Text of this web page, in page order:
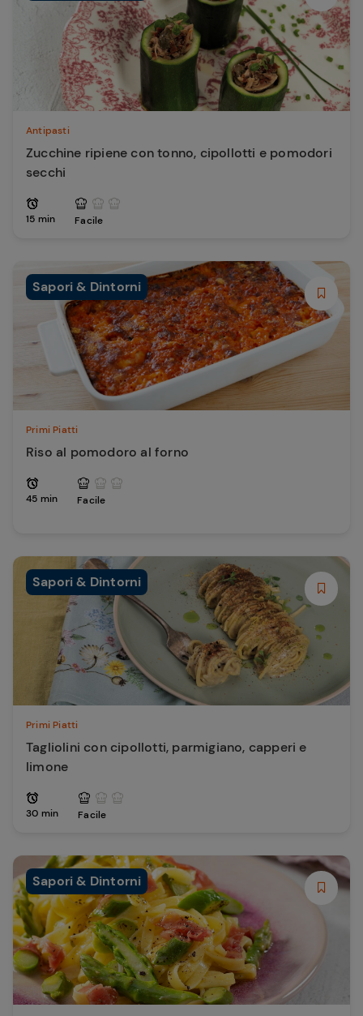
Antipasti
Zucchine ripiene con tonno, cipollotti e pomodori
secchi
15 min Facile
Sapori & Dintorni
Primi Piatti
Riso al pomodoro al forno
45 min Facile
Sapori & Dintorni
Primi Piatti
Tagliolini con cipollotti, parmigiano, capperi e
limone
30 min Facile
Sapori & Dintorni